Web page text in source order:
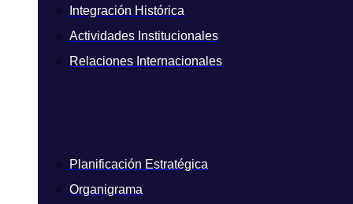
Integración Histórica
Actividades Institucionales
Relaciones Internacionales
Planificación Estratégica
Organigrama